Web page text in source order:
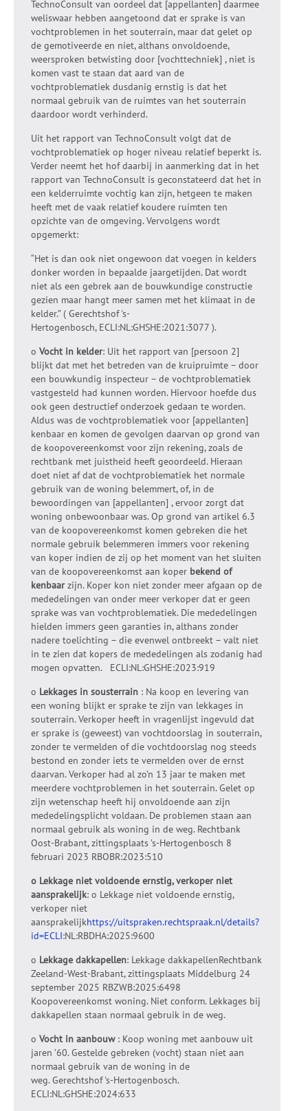
TechnoConsult van oordeel dat [appellanten] daarmee
weliswaar hebben aangetoond dat er sprake is van
vochtproblemen in het souterrain, maar dat gelet op
de gemotiveerde en niet, althans onvoldoende,
weersproken betwisting door [vochttechniek] , niet is
komen vast te staan dat aard van de
vochtproblematiek dusdanig ernstig is dat het
normaal gebruik van de ruimtes van het souterrain
daardoor wordt verhinderd.
Uit het rapport van TechnoConsult volgt dat de
vochtproblematiek op hoger niveau relatief beperkt is.
Verder neemt het hof daarbij in aanmerking dat in het
rapport van TechnoConsult is geconstateerd dat het in
een kelderruimte vochtig kan zijn, hetgeen te maken
heeft met de vaak relatief koudere ruimten ten
opzichte van de omgeving. Vervolgens wordt
opgemerkt:
“Het is dan ook niet ongewoon dat voegen in kelders
donker worden in bepaalde jaargetijden. Dat wordt
niet als een gebrek aan de bouwkundige constructie
gezien maar hangt meer samen met het klimaat in de
kelder.” ( Gerechtshof 's-
Hertogenbosch, ECLI:NL:GHSHE:2021:3077 ).
o Vocht in kelder: Uit het rapport van [persoon 2]
blijkt dat met het betreden van de kruipruimte – door
een bouwkundig inspecteur – de vochtproblematiek
vastgesteld had kunnen worden. Hiervoor hoefde dus
ook geen destructief onderzoek gedaan te worden.
Aldus was de vochtproblematiek voor [appellanten]
kenbaar en komen de gevolgen daarvan op grond van
de koopovereenkomst voor zijn rekening, zoals de
rechtbank met juistheid heeft geoordeeld. Hieraan
doet niet af dat de vochtproblematiek het normale
gebruik van de woning belemmert, of, in de
bewoordingen van [appellanten] , ervoor zorgt dat
woning onbewoonbaar was. Op grond van artikel 6.3
van de koopovereenkomst komen gebreken die het
normale gebruik belemmeren immers voor rekening
van koper indien de zij op het moment van het sluiten
van de koopovereenkomst aan koper bekend of
kenbaar zijn. Koper kon niet zonder meer afgaan op de
mededelingen van onder meer verkoper dat er geen
sprake was van vochtproblematiek. Die mededelingen
hielden immers geen garanties in, althans zonder
nadere toelichting – die evenwel ontbreekt – valt niet
in te zien dat kopers de mededelingen als zodanig had
mogen opvatten. ECLI:NL:GHSHE:2023:919
o Lekkages in sousterrain : Na koop en levering van
een woning blijkt er sprake te zijn van lekkages in
souterrain. Verkoper heeft in vragenlijst ingevuld dat
er sprake is (geweest) van vochtdoorslag in souterrain,
zonder te vermelden of die vochtdoorslag nog steeds
bestond en zonder iets te vermelden over de ernst
daarvan. Verkoper had al zo’n 13 jaar te maken met
meerdere vochtproblemen in het souterrain. Gelet op
zijn wetenschap heeft hij onvoldoende aan zijn
mededelingsplicht voldaan. De problemen staan aan
normaal gebruik als woning in de weg. Rechtbank
Oost-Brabant, zittingsplaats ’s-Hertogenbosch 8
februari 2023 RBOBR:2023:510
o Lekkage niet voldoende ernstig, verkoper niet
aansprakelijk: o Lekkage niet voldoende ernstig,
verkoper niet
aansprakelijkhttps://uitspraken.rechtspraak.nl/details?
id=ECLI:NL:RBDHA:2025:9600
o Lekkage dakkapellen: Lekkage dakkapellenRechtbank
Zeeland-West-Brabant, zittingsplaats Middelburg 24
september 2025 RBZWB:2025:6498
Koopovereenkomst woning. Niet conform. Lekkages bij
dakkapellen staan normaal gebruik in de weg.
o Vocht in aanbouw: Koop woning met aanbouw uit
jaren ’60. Gestelde gebreken (vocht) staan niet aan
normaal gebruik van de woning in de
weg. Gerechtshof 's-Hertogenbosch.
ECLI:NL:GHSHE:2024:633